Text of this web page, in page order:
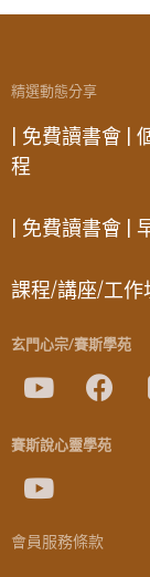
精選動態分享
| 免費讀書會 |
程
| 免費讀書會 |
課程/講座/工作
玄門心宗/賽斯學苑
賽斯說心靈學苑
會員服務條款